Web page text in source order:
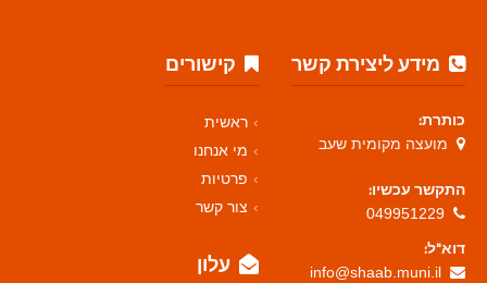
מידע ליצירת קשר
כותרת:
מועצה מקומית שעב
התקשר עכשיו:
049951229
דוא"ל:
info@shaab.muni.il
קישורים
ראשית
מי אנחנו
פרטיות
צור קשר
עלון